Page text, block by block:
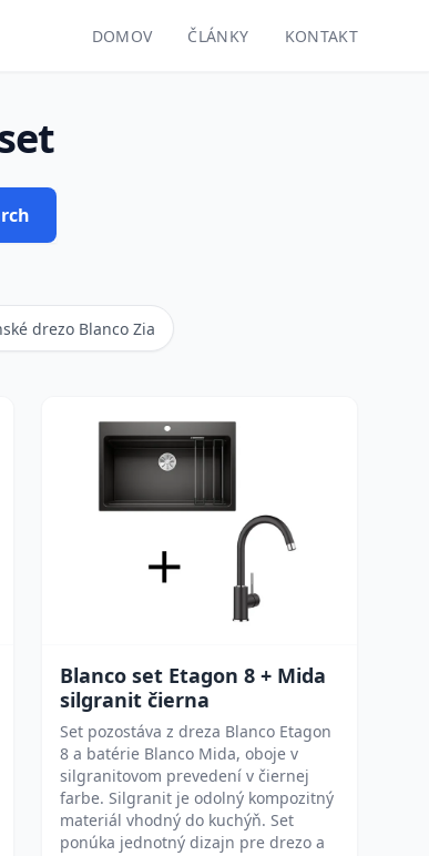
DOMOV ČLÁNKY KONTAKT
drezo Blanco Zia
Blanco set Etagon 8 + Mida
silgranit čierna
Set pozostáva z dreza Blanco Etagon
8 a batérie Blanco Mida, oboje v
silgranitovom prevedení v čiernej
farbe. Silgranit je odolný kompozitný
materiál vhodný do kuchýň. Set
ponúka jednotný dizajn pre drezo a